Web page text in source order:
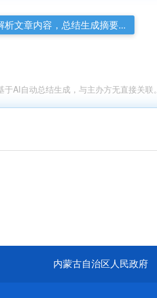
析文章内容，总结生成摘要...
于AI自动总结生成，与主办方无直接关联。
内蒙古自治区人民政府